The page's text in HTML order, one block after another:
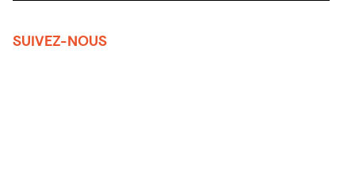
SUIVEZ-NOUS